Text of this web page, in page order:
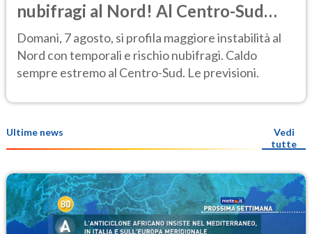
nubifragi al Nord! Al Centro-Sud
caldo estremo
Domani, 7 agosto, si profila maggiore instabilità al
Nord con temporali e rischio nubifragi. Caldo
sempre estremo al Centro-Sud. Le previsioni.
Ultime news
Vedi
tutte